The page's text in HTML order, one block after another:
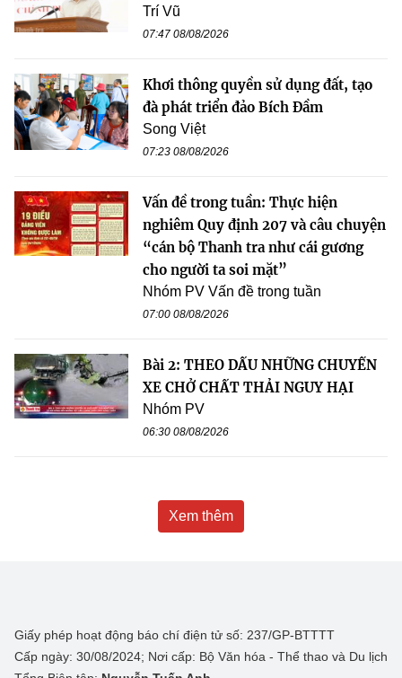
Trí Vũ
07:47 08/08/2026
Khơi thông quyền sử dụng đất, tạo
đà phát triển đảo Bích Đầm
Song Việt
07:23 08/08/2026
Vấn đề trong tuần: Thực hiện
nghiêm Quy định 207 và câu chuyện
“cán bộ Thanh tra như cái gương
cho người ta soi mặt”
Nhóm PV Vấn đề trong tuần
07:00 08/08/2026
Bài 2: THEO DẤU NHỮNG CHUYẾN
XE CHỞ CHẤT THẢI NGUY HẠI
Nhóm PV
06:30 08/08/2026
Xem thêm
Giấy phép hoạt động báo chí điện tử số: 237/GP-BTTTT
Cấp ngày: 30/08/2024; Nơi cấp: Bộ Văn hóa - Thể thao và Du lịch